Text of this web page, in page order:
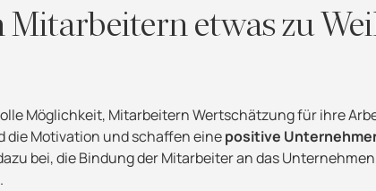
etwas zu
Möglichkeit, Mitarbeitern Wertschätzung für ihre
die Motivation und schaffen einepositive
bei, die Bindung der Mitarbeiter an das